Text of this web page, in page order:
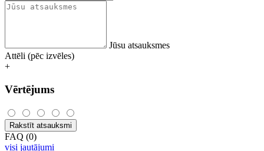
Jūsu atsauksmes
Attēli (pēc izvēles)
+
Vērtējums
Rakstīt atsauksmi
FAQ (0)
visi jautājumi